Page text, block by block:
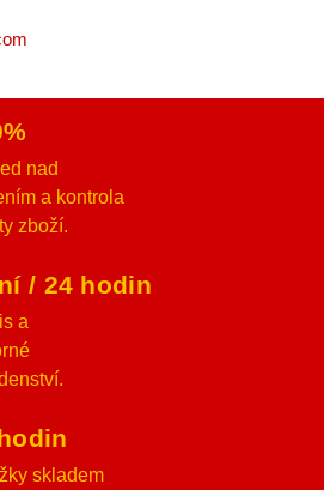
nad
a kontrola
zboží.
/ 24 hodin
a
skladem